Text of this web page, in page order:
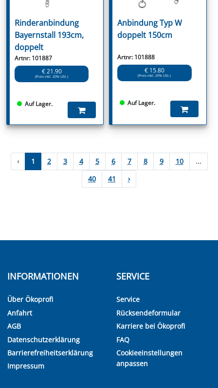
Rinderanbindung
Bayernstall 193cm,
doppelt
Artnr: 101887
€ 21.90
(Preis inkl. 20% USt.)
Auf Lager.
Anbindung Typ W
doppelt 150cm
Artnr: 101888
€ 15.80
(Preis inkl. 20% USt.)
Auf Lager.
‹ 1 2 3 4 5 6 7 8 9 10
...
40
41 ›
INFORMATIONEN
Über Ökoprofi
Anfahrt
AGB
Datenschutzerklärung
Barrierefreiheitserklärung
Impressum
SERVICE
Service
Rücksendeformular
Karriere bei Ökoprofi
FAQ
Cookieeinstellungen
anpassen